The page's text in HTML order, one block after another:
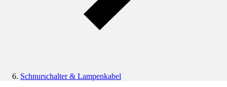
Schnurschalter & Lampenkabel